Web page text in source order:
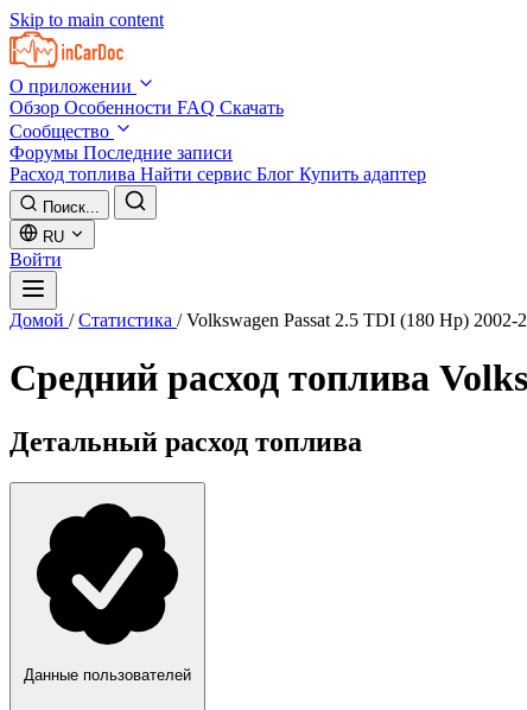
Skip to main content
О приложении
Обзор Особенности FAQ Скачать
Сообщество
Форумы Последние записи
Расход топлива Найти сервис Блог Купить адаптер
Поиск...
RU
Войти
Домой / Статистика / Volkswagen Passat 2.5 TDI (180 Hp) 2002-
Средний расход топлива
Детальный расход топлива
Данные пользователей